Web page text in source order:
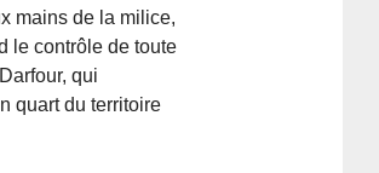
mains de la milice,
le contrôle de toute
qui
quart du territoire